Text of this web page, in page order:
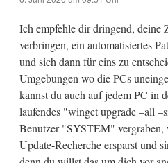
Ich empfehle dir dringend, deine
verbringen, ein automatisiertes
und sich dann für eins zu
Umgebungen wo die PCs
kannst du auch auf jedem PC in
laufendes "winget upgrade –all
Benutzer "SYSTEM" vergraben,
Update-Recherche ersparst und